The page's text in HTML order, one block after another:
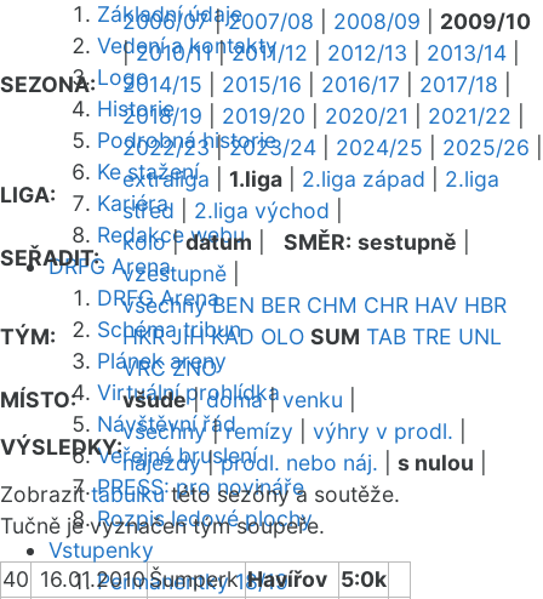
Základní údaje
Vedení a kontakty
Logo
Historie
Podrobná historie
Ke stažení
Kariéra
Redakce webu
DRFG Arena
DRFG Arena
Schéma tribun
Plánek areny
Virtuální prohlídka
Návštěvní řád
Veřejné bruslení
PRESS: pro novináře
Rozpis ledové plochy
Vstupenky
Permanentky 18/19
SEZONA:
2006/07|2007/08 2008/09
2009/10
|2010/11|2011/12 2012/13 2013/14
2014/15
2015/16 2016/17 2017/18
2018/19
2019/20 2020/21 2021/22
2022/23|2023/24 2024/25 2025/26
LIGA:
extraliga 1.liga 2.liga západ
2.liga
střed
2.liga východ
SEŘADIT:
kolo|datum SMĚR: sestupně
vzestupně
TÝM:
všechny BEN BER CHM CHR HAV HBR
HKR JIH KAD OLO SUM TAB TRE UNL
VRC ZNO
MÍSTO:
všude|doma|venku
VÝSLEDKY:
všechny|remízy výhry v prodl.
nájezdy|prodl. nebo náj. s nulou
Zobrazittabulkutéto sezóny a soutěže.
Tučně je vyznačen tým soupeře.
40 16.01.2010Šumperk Havířov 5:0k